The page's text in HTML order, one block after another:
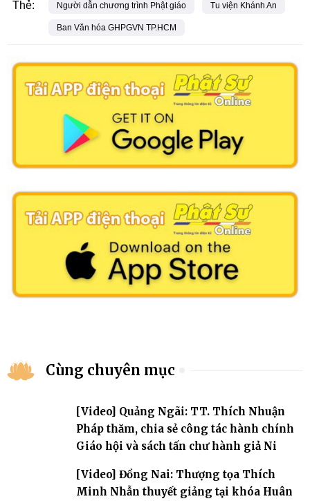
Thẻ: Người dẫn chương trình Phật giáo Tu viện Khánh An
Ban Văn hóa GHPGVN TP.HCM
Cùng chuyên mục
[Video] Quảng Ngãi: TT. Thích Nhuận
Pháp thăm, chia sẻ công tác hành chính
Giáo hội và sách tấn chư hành giả Ni
[Video] Đồng Nai: Thượng tọa Thích
Minh Nhẫn thuyết giảng tại khóa Huân